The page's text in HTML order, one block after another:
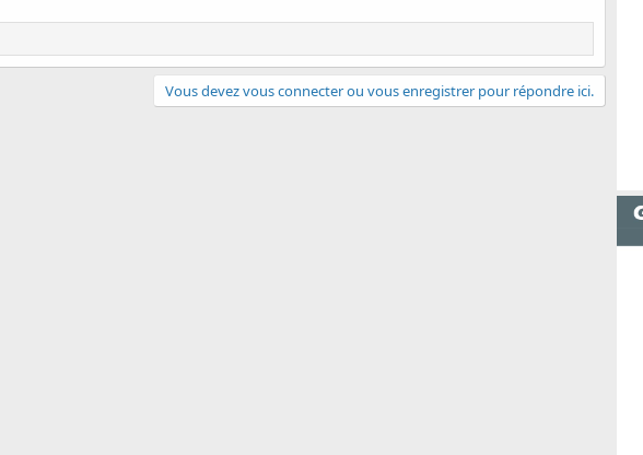
Vous devez vous connecter ou vous enregistrer pour répondre ici.